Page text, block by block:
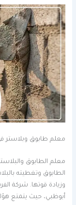
معلم طابوق وبلاستر
معلم الطابوق
الطابوق وتغطيته
وزيادة قوتها. شركة
أبوظبي، حيث يتمتع